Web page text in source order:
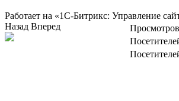
Работает на «1С-Битрикс: Управление
Назад Вперед